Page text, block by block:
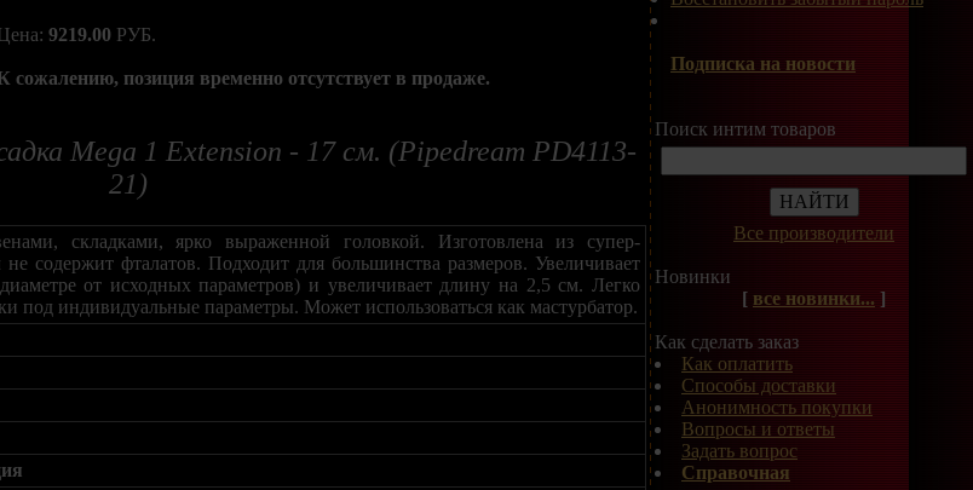
9219.00 РУБ.
сожалению, позиция временно отсутствует в продаже.
Mega 1 Extension - 17 см. (Pipedream PD4113-
21)
складками, ярко выраженной головкой. Изготовлена из супер-
содержит фталатов. Подходит для большинства размеров. Увеличивает
от исходных параметров) и увеличивает длину на 2,5 см. Легко
под индивидуальные параметры. Может использоваться как мастурбатор.
Подписка на новости
Поиск интим товаров
Все производители
Новинки
[ все новинки... ]
Как сделать заказ
Как оплатить
Способы доставки
Анонимность покупки
Вопросы и ответы
Задать вопрос
Справочная